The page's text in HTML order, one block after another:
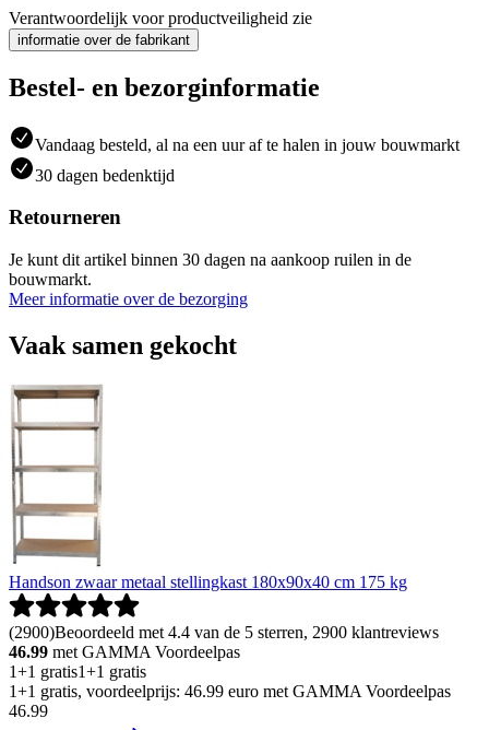
Verantwoordelijk voor productveiligheid zie
informatie over de fabrikant
Bestel- en bezorginformatie
Vandaag besteld, al na een uur af te halen in jouw bouwmarkt
30 dagen bedenktijd
Retourneren
Je kunt dit artikel binnen 30 dagen na aankoop ruilen in de
bouwmarkt.
Meer informatie over de bezorging
Vaak samen gekocht
Handson zwaar metaal stellingkast 180x90x40 cm 175 kg
(2900)Beoordeeld met 4.4 van de 5 sterren, 2900 klantreviews
46.99 met GAMMA Voordeelpas
1+1 gratis1+1 gratis
1+1 gratis, voordeelprijs: 46.99 euro met GAMMA Voordeelpas
46.99